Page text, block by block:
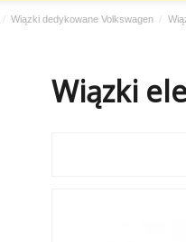
Wiązki dedykowane Volkswagen
Wiązki